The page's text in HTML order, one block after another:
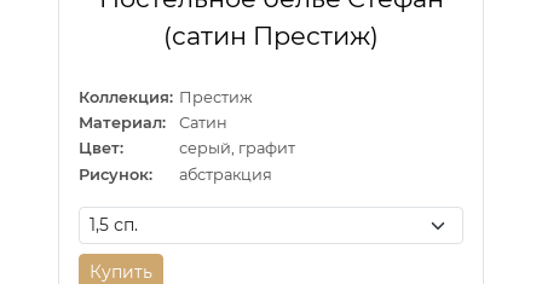
(сатин Престиж)
Коллекция: Престиж
Материал:
Сатин
Цвет:
серый, графит
Рисунок:
абстракция
Купить